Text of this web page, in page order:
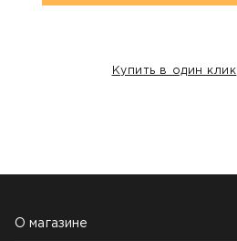
Купить в один клик
О магазине